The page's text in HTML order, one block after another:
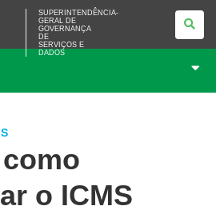
SUPERINTENDÊNCIA-
GERAL DE
GOVERNANÇA
DE
SERVIÇOS E
DADOS
o ICMS